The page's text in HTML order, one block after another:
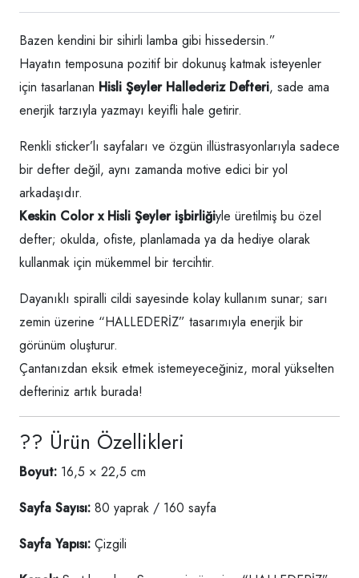
Bazen kendini bir sihirli lamba gibi hissedersin.”
Hayatın temposuna pozitif bir dokunuş katmak isteyenler
için tasarlanan Hisli Şeyler Hallederiz Defteri, sade ama
enerjik tarzıyla yazmayı keyifli hale getirir.
Renkli sticker’lı sayfaları ve özgün illüstrasyonlarıyla sadece
bir defter değil, aynı zamanda motive edici bir yol
arkadaşıdır.
Keskin Color x Hisli Şeyler işbirliğiyle üretilmiş bu özel
defter; okulda, ofiste, planlamada ya da hediye olarak
kullanmak için mükemmel bir tercihtir.
Dayanıklı spiralli cildi sayesinde kolay kullanım sunar; sarı
zemin üzerine “HALLEDERİZ” tasarımıyla enerjik bir
görünüm oluşturur.
Çantanızdan eksik etmek istemeyeceğiniz, moral yükselten
defteriniz artık burada!
?? Ürün Özellikleri
Boyut: 16,5 × 22,5 cm
Sayfa Sayısı: 80 yaprak / 160 sayfa
Sayfa Yapısı: Çizgili